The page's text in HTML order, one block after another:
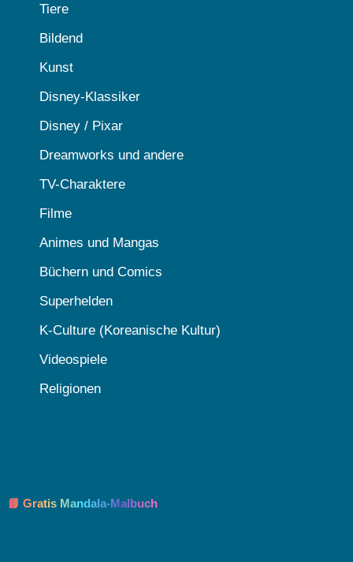
Tiere
Bildend
Kunst
Disney-Klassiker
Disney / Pixar
Dreamworks und andere
TV-Charaktere
Filme
Animes und Mangas
Büchern und Comics
Superhelden
K-Culture (Koreanische Kultur)
Videospiele
Religionen
📘 Gratis Mandala-Malbuch